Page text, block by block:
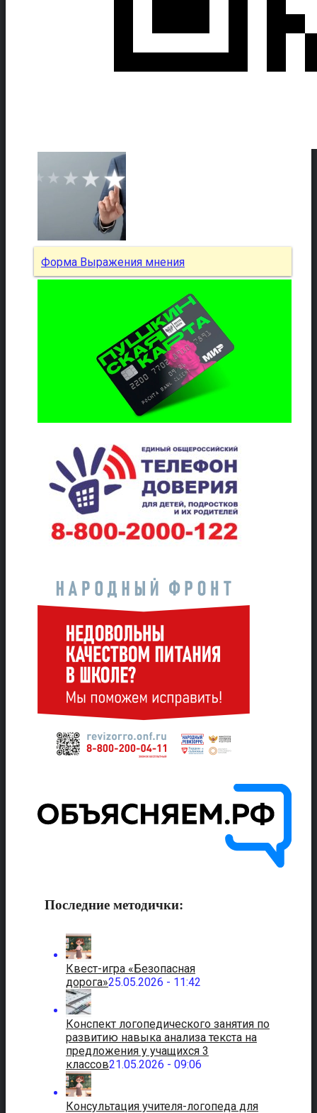
Форма Выражения мнения
Последние методички:
Квест-игра «Безопасная
дорога»25.05.2026 - 11:42
Конспект логопедического занятия по
развитию навыка анализа текста на
предложения у учащихся 3
классов21.05.2026 - 09:06
Консультация учителя-логопеда для